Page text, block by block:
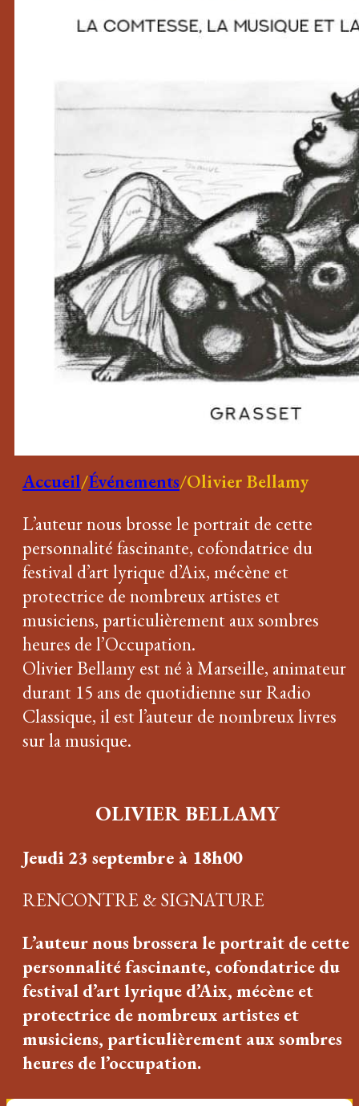
Accueil/Événements/Olivier Bellamy
L’auteur nous brosse le portrait de cette
personnalité fascinante, cofondatrice du
festival d’art lyrique d’Aix, mécène et
protectrice de nombreux artistes et
musiciens, particulièrement aux sombres
heures de l’Occupation.
Olivier Bellamy est né à Marseille, animateur
durant 15 ans de quotidienne sur Radio
Classique, il est l’auteur de nombreux livres
sur la musique.
OLIVIER BELLAMY
Jeudi 23 septembre à 18h00
RENCONTRE & SIGNATURE
L’auteur nous brossera le portrait de cette
personnalité fascinante, cofondatrice du
festival d’art lyrique d’Aix, mécène et
protectrice de nombreux artistes et
musiciens, particulièrement aux sombres
heures de l’occupation.